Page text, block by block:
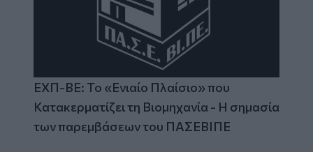
ΕΧΠ-ΒΕ: Το «Ενιαίο Πλαίσιο» που
Κατακερματίζει τη Βιομηχανία - Η σημασία
των παρεμβάσεων του ΠΑΣΕΒΙΠΕ